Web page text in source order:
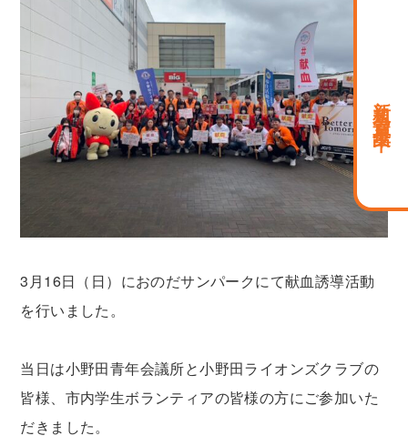
新規会員募集中
3月16日（日）におのだサンパークにて献血誘導活動
を行いました。
当日は小野田青年会議所と小野田ライオンズクラブの
皆様、市内学生ボランティアの皆様の方にご参加いた
だきました。